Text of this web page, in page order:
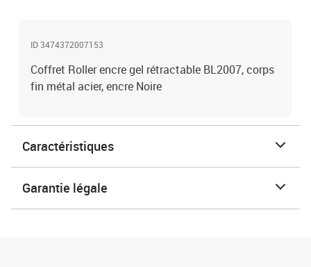
ID 3474372007153
Coffret Roller encre gel rétractable BL2007, corps
fin métal acier, encre Noire
Caractéristiques
Garantie légale